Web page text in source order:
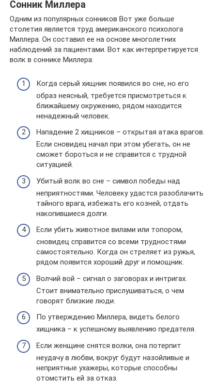
Сонник Миллера
Одним из популярных сонников Вот уже больше
столетия является труд американского психолога
Миллера. Он составил ее на основе многолетних
наблюдений за пациентами. Вот как интерпретируется
волк в соннике Миллера:
Когда серый хищник появился во сне, но его
образ неясный, требуется присмотреться к
ближайшему окружению, рядом находится
ненадежный человек.
Нападение 2 хищников – открытая атака врагов.
Если сновидец начал при этом убегать, он не
сможет бороться и не справится с трудной
ситуацией.
Убитый волк во сне – символ победы над
неприятностями. Человеку удастся разоблачить
тайного врага, избежать его козней, отдать
накопившиеся долги.
Если убить животное вилами или топором,
сновидец справится со всеми трудностями
самостоятельно. Когда он стреляет из ружья,
рядом появится хороший друг и помощник.
Волчий вой – сигнал о заговорах и интригах.
Стоит внимательно прислушиваться, о чем
говорят близкие люди.
По утверждению Миллера, видеть белого
хищника – к успешному выявлению предателя.
Если женщине снятся волки, она потерпит
неудачу в любви, вокруг будут назойливые и
неприятные ухажеры, которые способны
отомстить ей за отказ.